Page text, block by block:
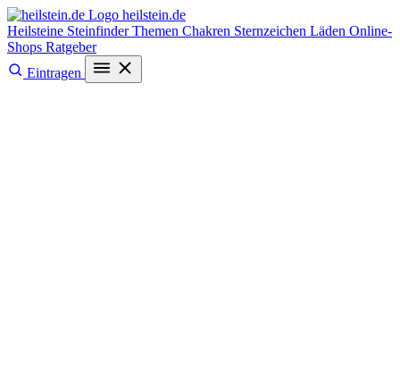
heilstein.de
Heilsteine SteinfinderThemen Chakren Sternzeichen Läden Online-
Shops Ratgeber
Eintragen